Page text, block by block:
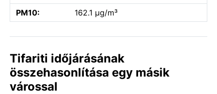
PM10:
162.1 µg/m³
Tifariti időjárásának
összehasonlítása egy másik
várossal